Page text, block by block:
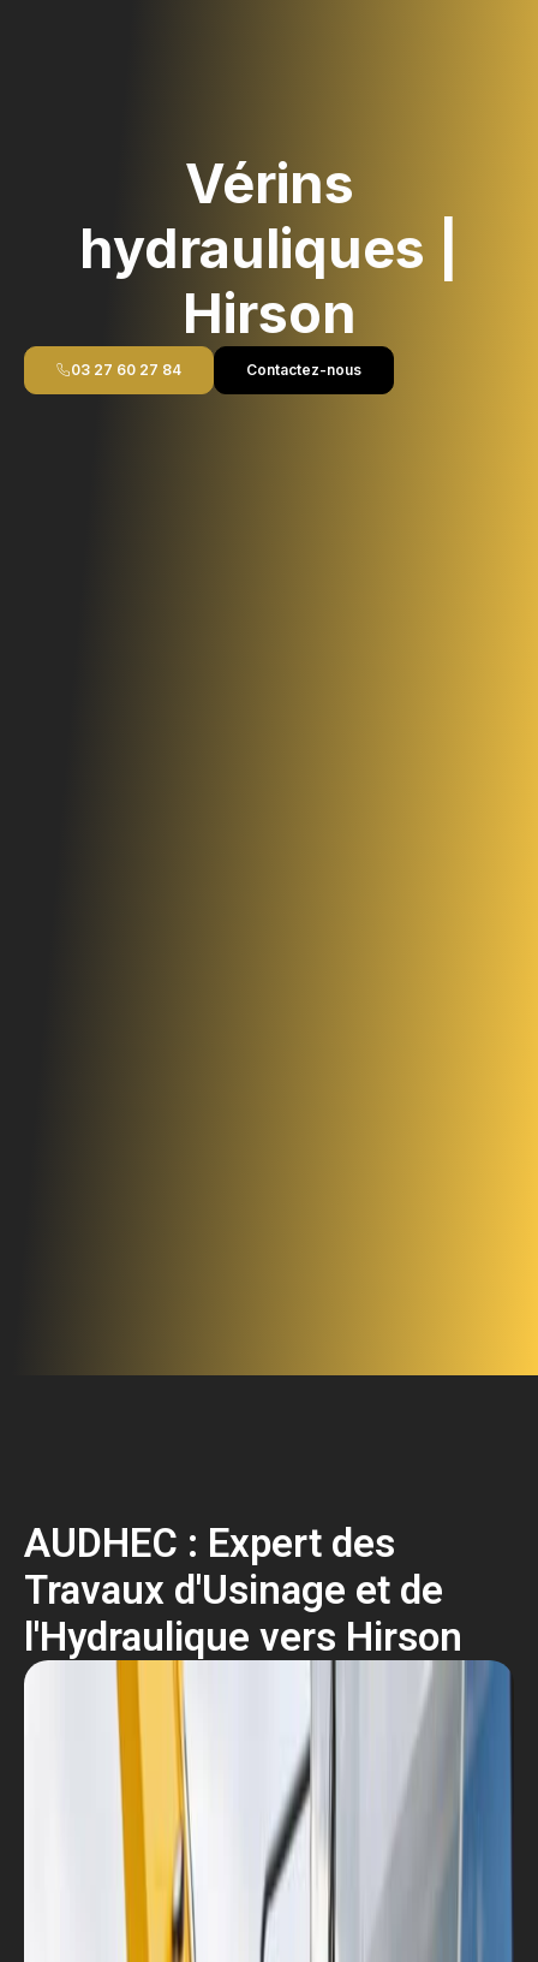
Vérins
hydrauliques |
Hirson
03 27 60 27 84 Contactez-nous
AUDHEC : Expert des
Travaux d'Usinage et de
l'Hydraulique vers Hirson